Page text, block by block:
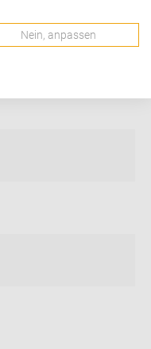
Nein, anpassen